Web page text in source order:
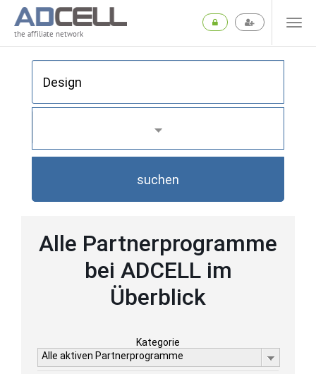
the affiliate network
suchen
Alle Partnerprogramme
bei ADCELL im
Überblick
Kategorie
Alle aktiven Partnerprogramme